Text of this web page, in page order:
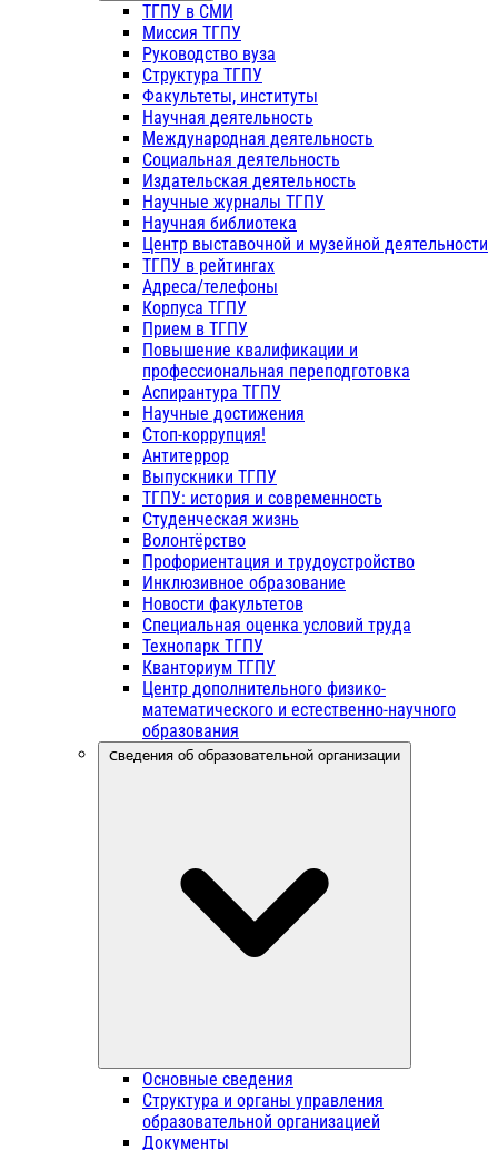
ТГПУ в СМИ
Миссия ТГПУ
Руководство вуза
Структура ТГПУ
Факультеты, институты
Научная деятельность
Международная деятельность
Социальная деятельность
Издательская деятельность
Научные журналы ТГПУ
Научная библиотека
Центр выставочной и музейной деятельности
ТГПУ в рейтингах
Адреса/телефоны
Корпуса ТГПУ
Прием в ТГПУ
Повышение квалификации и
профессиональная переподготовка
Аспирантура ТГПУ
Научные достижения
Стоп-коррупция!
Антитеррор
Выпускники ТГПУ
ТГПУ: история и современность
Студенческая жизнь
Волонтёрство
Профориентация и трудоустройство
Инклюзивное образование
Новости факультетов
Специальная оценка условий труда
Технопарк ТГПУ
Кванториум ТГПУ
Центр дополнительного физико-
математического и естественно-научного
образования
Сведения об образовательной организации
Основные сведения
Структура и органы управления
образовательной организацией
Документы